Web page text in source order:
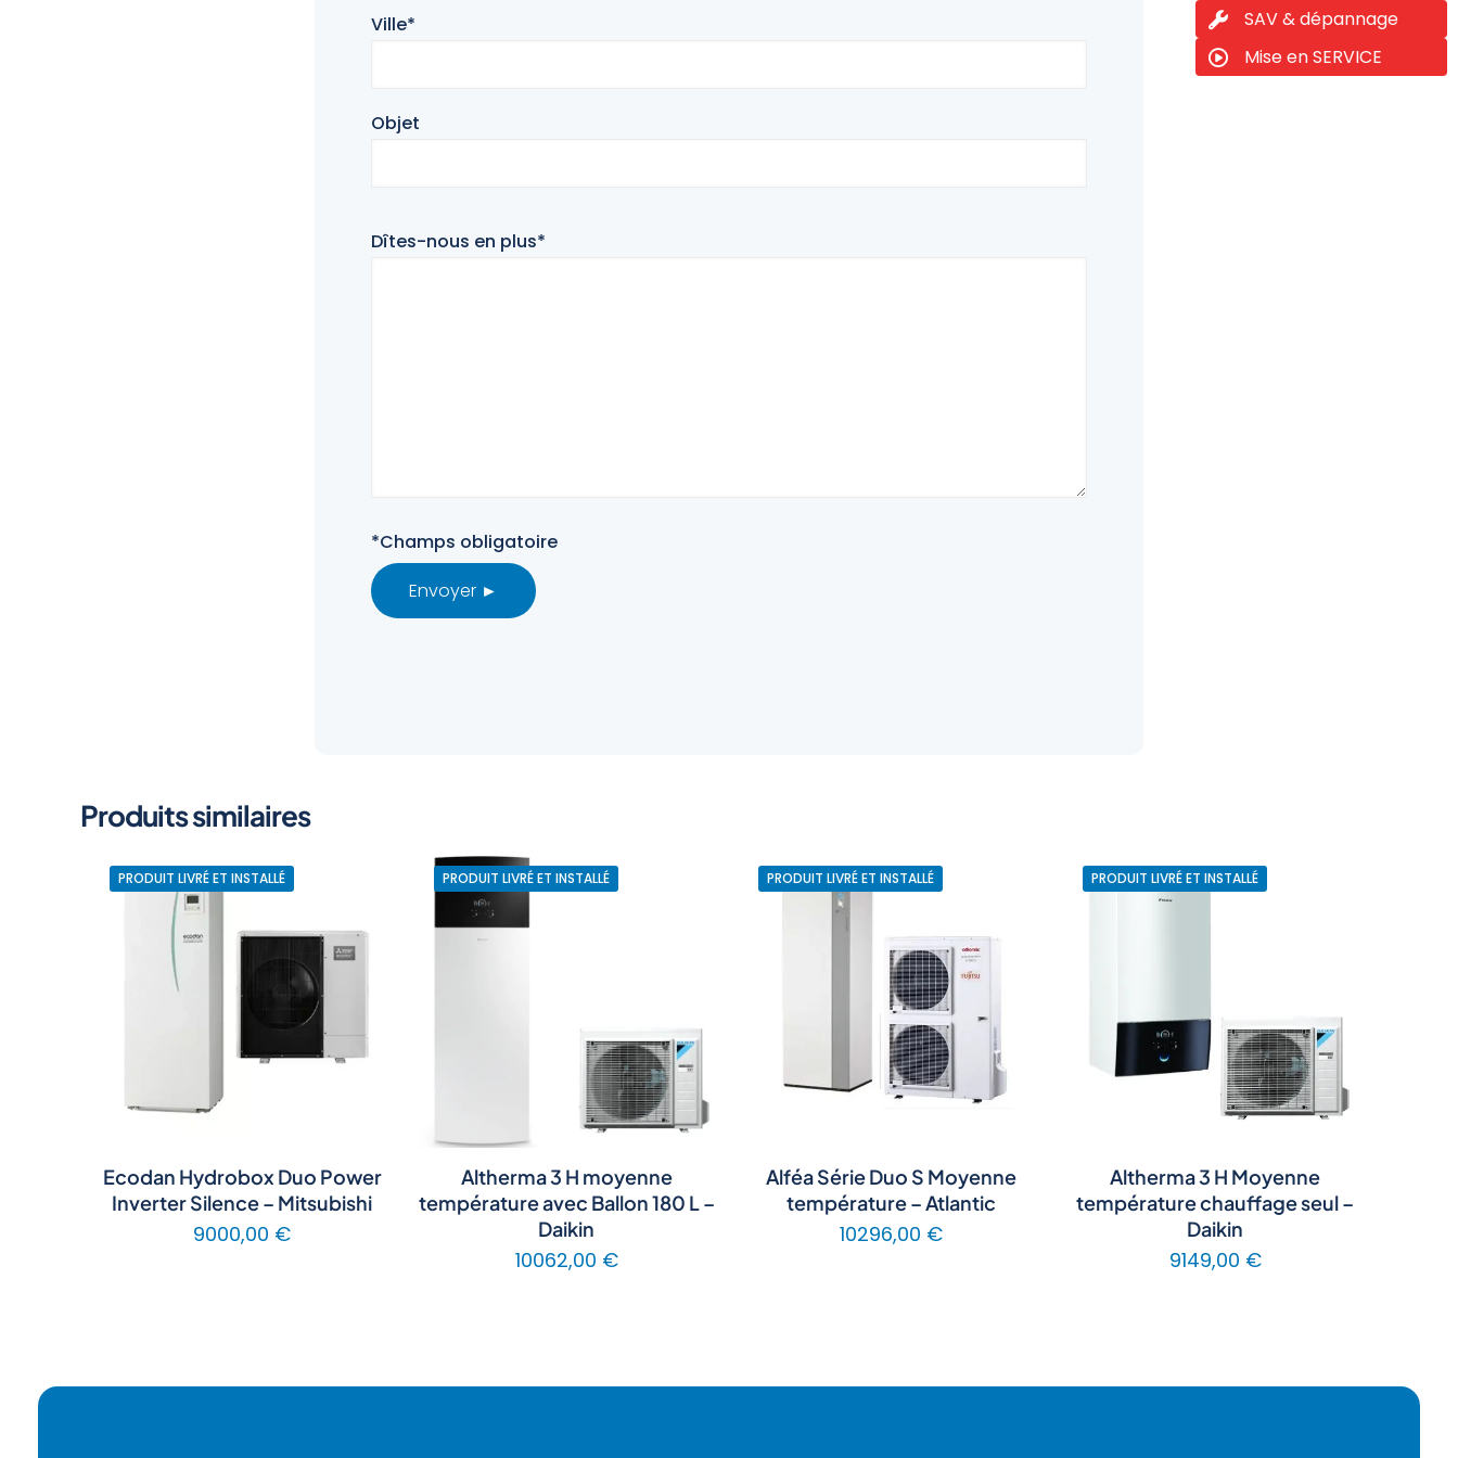
Ville*
Objet
Dîtes-nous en plus*
*Champs obligatoire
Produits similaires
PRODUIT LIVRÉ ET INSTALLÉ
Ecodan Hydrobox Duo Power
Inverter Silence – Mitsubishi
9000,00 €
PRODUIT LIVRÉ ET INSTALLÉ
Altherma 3 H moyenne
température avec Ballon 180 L –
Daikin
10062,00 €
PRODUIT LIVRÉ ET INSTALLÉ
Alféa Série Duo S Moyenne
température – Atlantic
10296,00 €
PRODUIT LIVRÉ ET INSTALLÉ
Altherma 3 H Moyenne
température chauffage seul –
Daikin
9149,00 €
SAV & dépannage
Mise en SERVICE